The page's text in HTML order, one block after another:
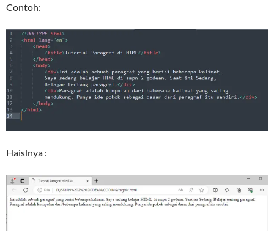
Contoh:
Haislnya :